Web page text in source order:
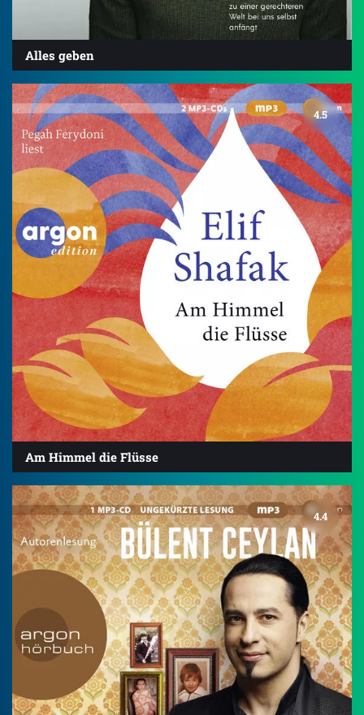
Alles geben
4.5
Am Himmel die Flüsse
4.4